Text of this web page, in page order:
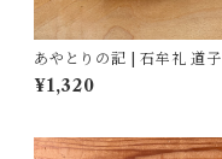
あやとりの記 | 石牟礼 道子
¥1,320